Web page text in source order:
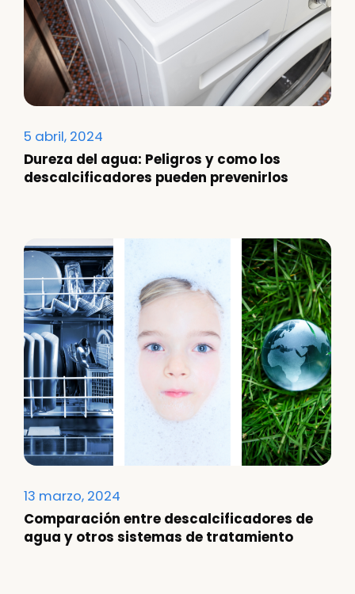
5 abril, 2024
Dureza del agua: Peligros y como los
descalcificadores pueden prevenirlos
13 marzo, 2024
Comparación entre descalcificadores de
agua y otros sistemas de tratamiento